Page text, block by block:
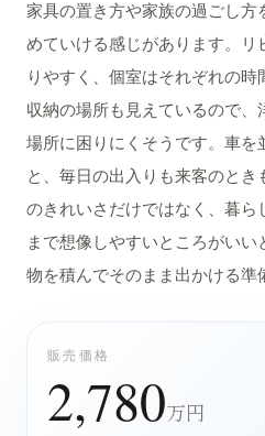
家具の置き方や家族の過ごし
めていける感じがあります。リ
りやすく、個室はそれぞれの時
収納の場所も見えているので、
場所に困りにくそうです。車を
と、毎日の出入りも来客のと
のきれいさだけではなく、暮ら
まで想像しやすいところがい
物を積んでそのまま出かける準
販売価格
2,780万円